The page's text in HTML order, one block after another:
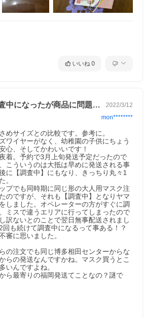
いいね 0
超待ったし調査中になったが商品に問題なし 2022/3/12
mon********
めサイズとの比較です。参考に。
ワイヤーがなく、幼稚園の子供にちょう
心、そしてかわいいです！
着。予約で3月上旬発送予定だったので
こういうのは大抵は早めに発送される事
に【調査中】にもなり、きっちり丸々1
。
プでも同時期に同じ形の大人用マスク注
のですが、それも【調査中】となりヤマ
しました。オペレーターの方がすぐに調
ミスで違うエリアに行ってしまったので
訳ないとのことで翌日無事配送されまし
回も続けて調査中になるって事ある！？
審に思いました。
の注文でも同じ博多相田センターからな
らの発送なんですかね。マスク買うとこ
いんですよね。
ら最寄りの福岡発送てことなの？謎で